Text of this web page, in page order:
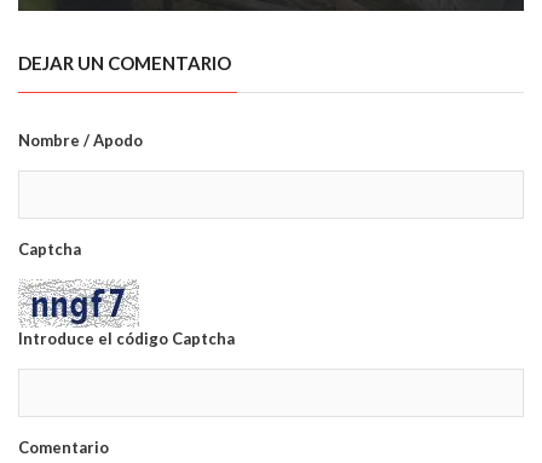
DEJAR UN COMENTARIO
Nombre / Apodo
Captcha
Introduce el código Captcha
Comentario